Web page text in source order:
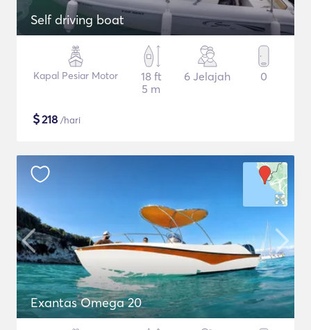
Self driving boat
Kapal Pesiar Motor
18 ft
5 m
6 Jelajah 0
$218 /hari
Exantas Omega 20